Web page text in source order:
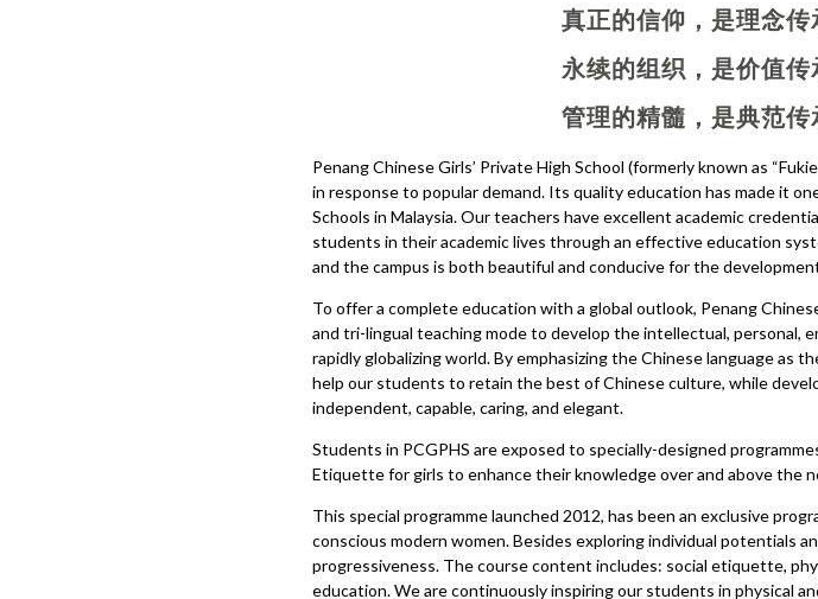
真正的信仰，是理念传
永续的组织，是价值传
管理的精髓，是典范传
Penang Chinese Girls’ Private High School (formerly known as
in response to popular demand. Its quality education has made it
Schools in Malaysia. Our teachers have excellent academic
students in their academic lives through an effective education
and the campus is both beautiful and conducive for the
To offer a complete education with a global outlook, Penang
and tri-lingual teaching mode to develop the intellectual, personal,
rapidly globalizing world. By emphasizing the Chinese language as
help our students to retain the best of Chinese culture, while
independent, capable, caring, and elegant.
Students in PCGPHS are exposed to specially-designed
Etiquette for girls to enhance their knowledge over and above the
This special programme launched 2012, has been an exclusive
conscious modern women. Besides exploring individual potentials
progressiveness. The course content includes: social etiquette,
education. We are continuously inspiring our students in physical